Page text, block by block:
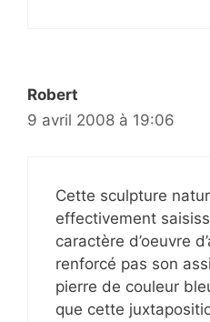
Robert
9 avril 2008 à 19:06
Cette sculpture
effectivement
caractère d’oeuvre
renforcé pas son
pierre de couleur
que cette